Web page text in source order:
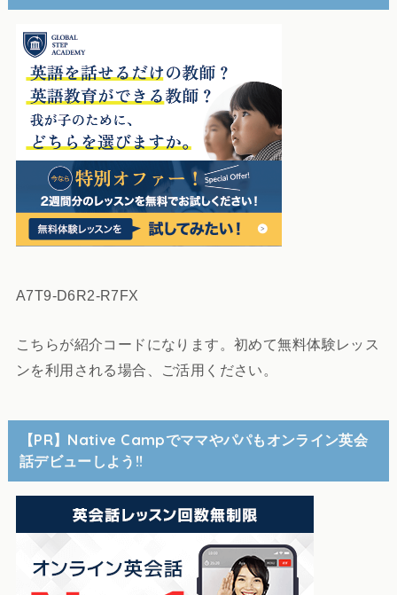
A7T9-D6R2-R7FX
こちらが紹介コードになります。初めて無料体験レッス
ンを利用される場合、ご活用ください。
【PR】Native Campでママやパパもオンライン英会
話デビューしよう!!